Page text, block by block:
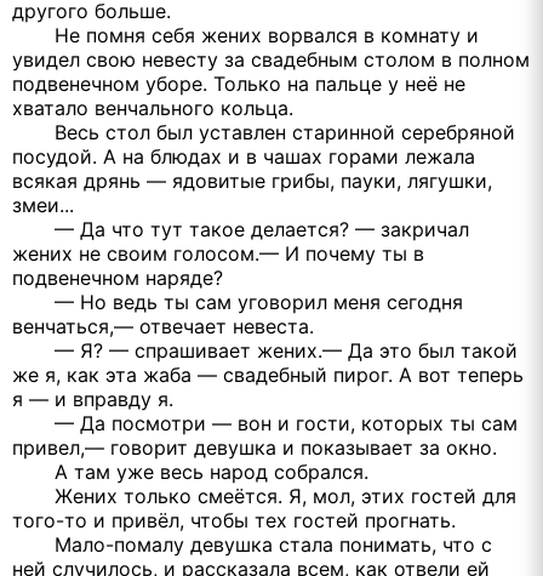
другого больше.
Не помня себя жених ворвался в комнату и
увидел свою невесту за свадебным столом в полном
подвенечном уборе. Только на пальце у неё не
хватало венчального кольца.
Весь стол был уставлен старинной серебряной
посудой. А на блюдах и в чашах горами лежала
всякая дрянь — ядовитые грибы, пауки, лягушки,
змеи...
— Да что тут такое делается? — закричал
жених не своим голосом.— И почему ты в
подвенечном наряде?
— Но ведь ты сам уговорил меня сегодня
венчаться,— отвечает невеста.
— Я? — спрашивает жених.— Да это был такой
же я, как эта жаба — свадебный пирог. А вот теперь
я — и вправду я.
— Да посмотри — вон и гости, которых ты сам
привел,— говорит девушка и показывает за окно.
А там уже весь народ собрался.
Жених только смеётся. Я, мол, этих гостей для
того-то и привёл, чтобы тех гостей прогнать.
Мало-помалу девушка стала понимать, что с
ней случилось, и рассказала всем, как отвели ей